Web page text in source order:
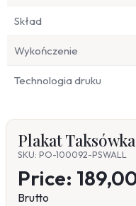
Skład
Wykończenie
Technologia druku
Plakat
SKU: PO-100092-PSWALL
Price:
Brutto